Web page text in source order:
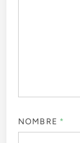
NOMBRE *